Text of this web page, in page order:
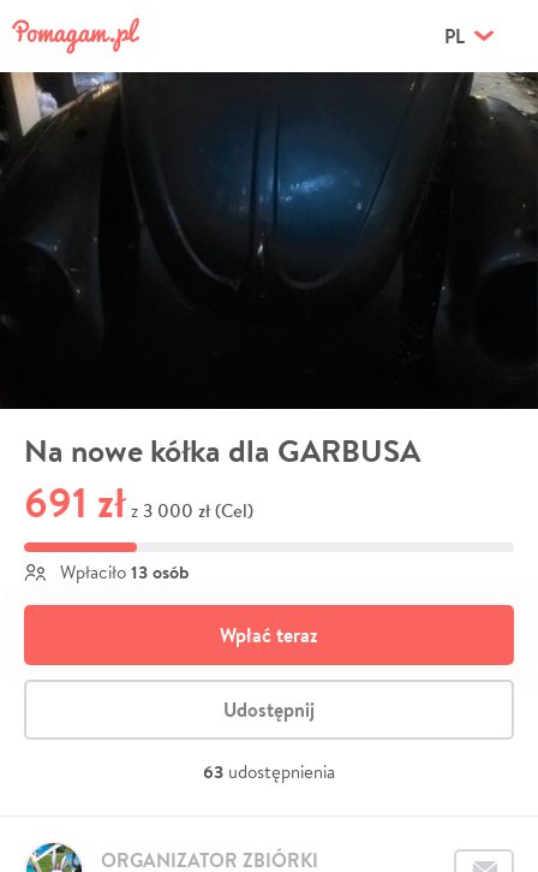
PL
Na nowe kółka dla GARBUSA
691 zł z 3 000 zł (Cel)
Wpłaciło 13 osób
Wpłać teraz
Udostępnij
63 udostępnienia
ORGANIZATOR ZBIÓRKI